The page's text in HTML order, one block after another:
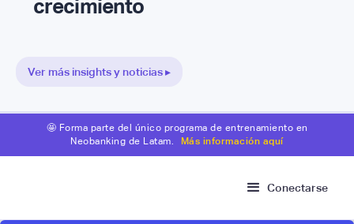
crecimiento
Ver más insights y noticias ▸
🤩 Forma parte del único programa de entrenamiento en
Neobanking de Latam.
Más información aquí
Conectarse